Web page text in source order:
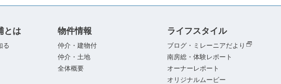
とは
る
物件情報
仲介・建物付
仲介・土地
全体概要
ライフスタイル
ブログ・ミレーニアだより
南房総・体験レポート
オーナーレポート
オリジナルムービー